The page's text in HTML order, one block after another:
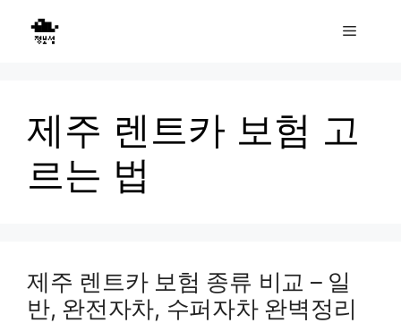
Menu
제주 렌트카 보험 고
르는 법
제주 렌트카 보험 종류 비교 – 일
반, 완전자차, 수퍼자차 완벽정리